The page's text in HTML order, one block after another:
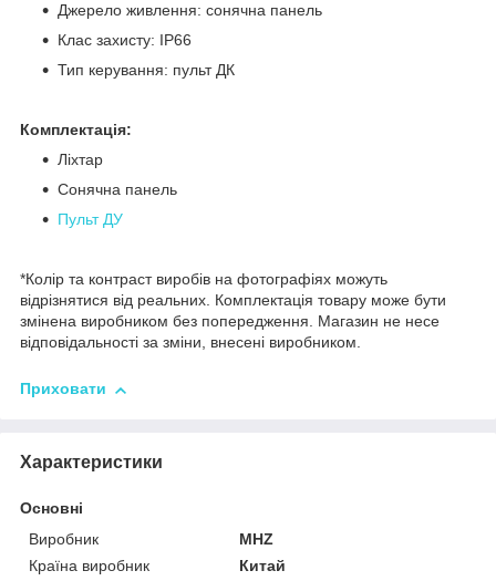
Джерело живлення: сонячна панель
Клас захисту: IP66
Тип керування: пульт ДК
Комплектація:
Ліхтар
Сонячна панель
Пульт ДУ
*Колір та контраст виробів на фотографіях можуть
відрізнятися від реальних. Комплектація товару може бути
змінена виробником без попередження. Магазин не несе
відповідальності за зміни, внесені виробником.
Приховати
Характеристики
Основні
Виробник
MHZ
Країна виробник
Китай